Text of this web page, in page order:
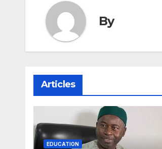
By
Articles
EDUCATION